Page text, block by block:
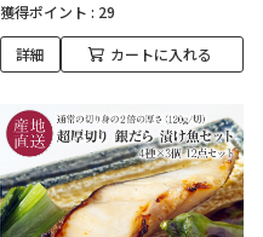
獲得ポイント : 29
詳細 カートに入れる